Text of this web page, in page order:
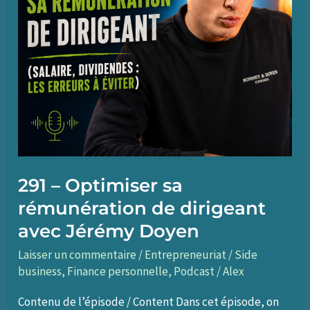
291 – Optimiser sa
rémunération de dirigeant
avec Jérémy Doyen
Laisser un commentaire /Entrepreneuriat / Side
business, Finance personnelle, Podcast /Alex
Contenu de l’épisode / Content Dans cet épisode, on